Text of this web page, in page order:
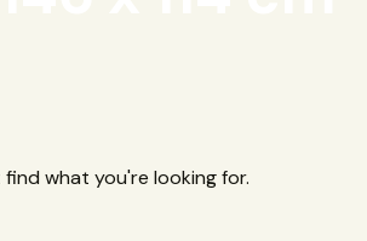
what you're looking for.